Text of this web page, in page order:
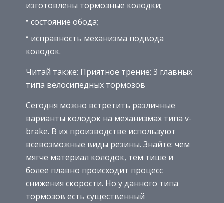
изготовлены тормозные колодки;
состояние обода;
исправность механизма подвода
колодок.
Читай также: Приятное трение: 3 главных
типа велосипедных тормозов
Сегодня можно встретить различные
варианты колодок на механизмах типа v-
brake. В их производстве используют
всевозможные виды резины. Знайте: чем
мягче материал колодок, тем тише и
более плавно происходит процесс
снижения скорости. Но у данного типа
тормозов есть существенный